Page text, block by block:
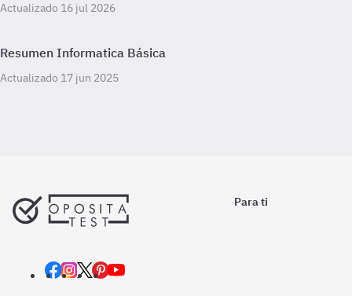
Actualizado 16 jul 2026
Resumen Informatica Básica
Actualizado 17 jun 2025
Para ti